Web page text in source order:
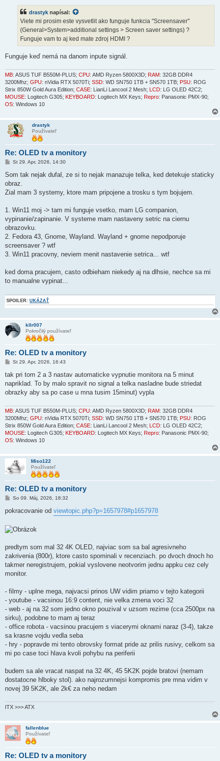
drastyk napísal:
Viete mi prosim este vysvetlit ako funguje funkcia "Screensaver"
(General>System>additional settings > Screen saver settings) ?
Funguje vam to aj ked mate zdroj HDMI ?
Funguje keď nemá na danom inpute signál.
MB: ASUS TUF B550M-PLUS; CPU: AMD Ryzen 5800X3D; RAM: 32GB DDR4
3200Mhz; GPU: nVidia RTX 5070Ti; SSD: WD SN750 1TB + SN570 1TB; PSU: ROG
Strix 850W Gold Aura Edition; CASE: LianLi Lancool 2 Mesh; LCD: LG OLED 42C2;
MOUSE: Logitech G305; KEYBOARD: Logitech MX Keys; Repro: Panasonic PMX-90;
OS: Windows 10
drastyk
Používateľ
Re: OLED tv a monitory
P
í
p
e
k
St 29. Apr, 2026, 14:30
Som tak nejak dufal, ze si to nejak manazuje telka, ked detekuje staticky
obraz.
Zial mam 3 systemy, ktore mam pripojene a trosku s tym bojujem.
1. Win11 moj -> tam mi funguje vsetko, mam LG companion,
vypinanie/zapinanie. V systeme mam nastaveny setric na ciernu
obrazovku.
2. Fedora 43, Gnome, Wayland. Wayland + gnome nepodporuje
screensaver ? wtf
3. Win11 pracovny, neviem menit nastavenie setrica... wtf
ked doma pracujem, casto odbieham niekedy aj na dlhsie, nechce sa mi
to manualne vypinat...
SPOILER: UKÁZAŤ
kllr007
Pokročilý používateľ
Re: OLED tv a monitory
P
í
p
e
k
St 29. Apr, 2026, 16:43
tak pri tom 2 a 3 nastav automaticke vypnutie monitora na 5 minut
napriklad. To by malo spravit no signal a telka nasladne bude striedat
obrazky aby sa po case u mna tusim 15minut) vypla
MB: ASUS TUF B550M-PLUS; CPU: AMD Ryzen 5800X3D; RAM: 32GB DDR4
3200Mhz; GPU: nVidia RTX 5070Ti; SSD: WD SN750 1TB + SN570 1TB; PSU: ROG
Strix 850W Gold Aura Edition; CASE: LianLi Lancool 2 Mesh; LCD: LG OLED 42C2;
MOUSE: Logitech G305; KEYBOARD: Logitech MX Keys; Repro: Panasonic PMX-90;
OS: Windows 10
Miso122
Používateľ
Re: OLED tv a monitory
P
í
e
v
k
So 09. Máj, 2026, 18:32
pokracovanie od viewtopic.php?p=1657978#p1657978
predtym som mal 32 4K OLED, najviac som sa bal agresivneho
zakrivenia (800r), ktore casto spominali v recenziach. po dvoch dnoch ho
takmer neregistrujem, pokial vyslovene neotvorim jednu appku cez cely
monitor.
- filmy - uplne mega, najvacsi prinos UW vidim priamo v tejto kategorii
- youtube - vacsinou 16:9 content, nie velka zmena voci 32
- web - aj na 32 som jedno okno pouzival v uzsom rezime (cca 2500px na
sirku), podobne to mam aj teraz
- office robota - vacsinou pracujem s viacerymi oknami naraz (3-4), takze
sa krasne vojdu vedla seba
- hry - popravde mi tento obrovsky format pride az prilis rusivy, celkom sa
mi po case toci hlava kvoli pohybu na periferii
budem sa ale vracat naspat na 32 4K, 45 5K2K pojde bratovi (nemam
dostatocne hlboky stol). ako najrozumnejsi kompromis pre mna vidim v
novej 39 5K2K, ale 2k€ za neho nedam
ITX >>> ATX
fallenblue
Používateľ
Re: OLED tv a monitory